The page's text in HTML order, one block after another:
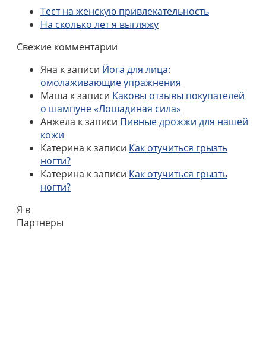
Тест на женскую привлекательность
На сколько лет я выгляжу
Свежие комментарии
Яна к записи Йога для лица:
омолаживающие упражнения
Маша к записи Каковы отзывы покупателей
о шампуне «Лошадиная сила»
Анжела к записи Пивные дрожжи для нашей
кожи
Катерина к записи Как отучиться грызть
ногти?
Катерина к записи Как отучиться грызть
ногти?
Я в
Партнеры